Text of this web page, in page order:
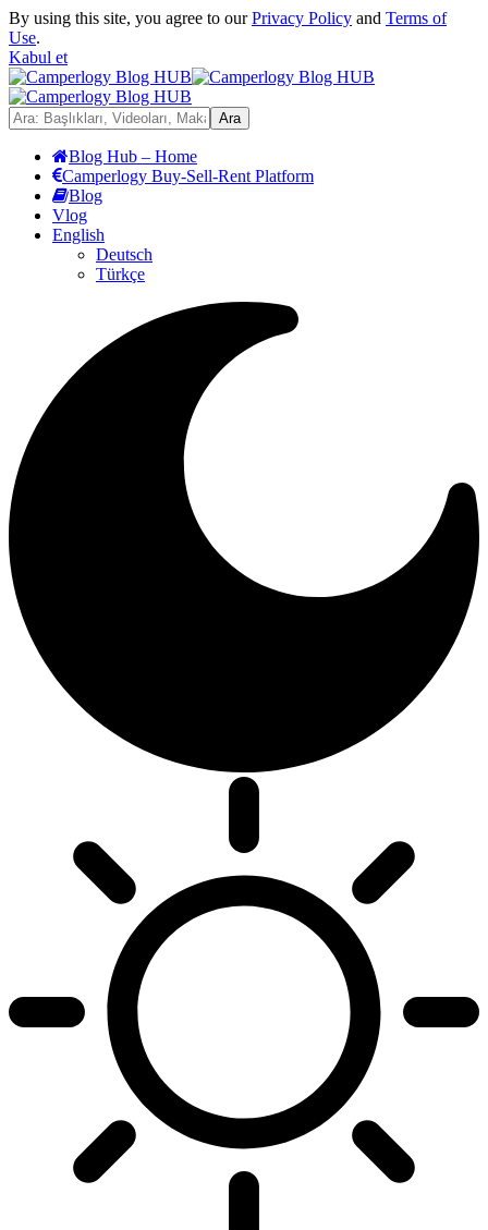
By using this site, you agree to ourPrivacy Policy and Terms of
Use.
Kabul et
Blog Hub – Home
Camperlogy Buy-Sell-Rent Platform
Blog
Vlog
English
Deutsch
Türkçe